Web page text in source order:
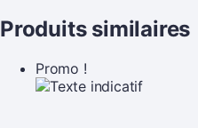
Produits similaires
Promo !